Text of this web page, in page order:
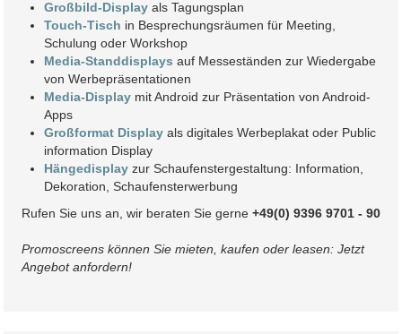
Großbild-Display als Tagungsplan
Touch-Tisch in Besprechungsräumen für Meeting,
Schulung oder Workshop
Media-Standdisplays auf Messeständen zur Wiedergabe
von Werbepräsentationen
Media-Display mit Android zur Präsentation von Android-
Apps
Großformat Display als digitales Werbeplakat oder Public
information Display
Hängedisplay zur Schaufenstergestaltung: Information,
Dekoration, Schaufensterwerbung
Rufen Sie uns an, wir beraten Sie gerne +49(0) 9396 9701 - 90
Promoscreens können Sie mieten, kaufen oder leasen: Jetzt
Angebot anfordern!